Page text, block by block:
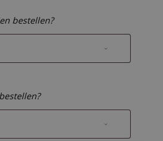
bestellen?